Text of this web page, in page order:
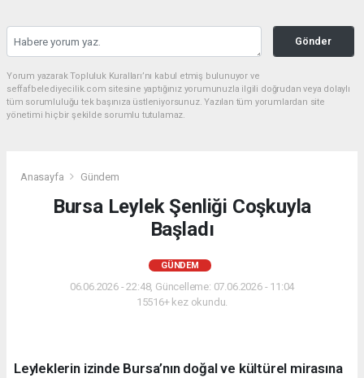
Gönder
Yorum yazarak Topluluk Kuralları’nı kabul etmiş bulunuyor ve
seffafbelediyecilik.com sitesine yaptığınız yorumunuzla ilgili doğrudan veya dolaylı
tüm sorumluluğu tek başınıza üstleniyorsunuz. Yazılan tüm yorumlardan site
yönetimi hiçbir şekilde sorumlu tutulamaz.
Anasayfa Gündem
Bursa Leylek Şenliği Coşkuyla
Başladı
GÜNDEM
06.06.2026 - 22:48, Güncelleme: 07.06.2026 - 11:04
15516+ kez okundu.
Leyleklerin izinde Bursa’nın doğal ve kültürel mirasına